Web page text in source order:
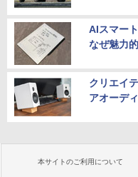
AIスマー
なぜ魅力
クリエイ
アオーデ
本サイトのご利用について